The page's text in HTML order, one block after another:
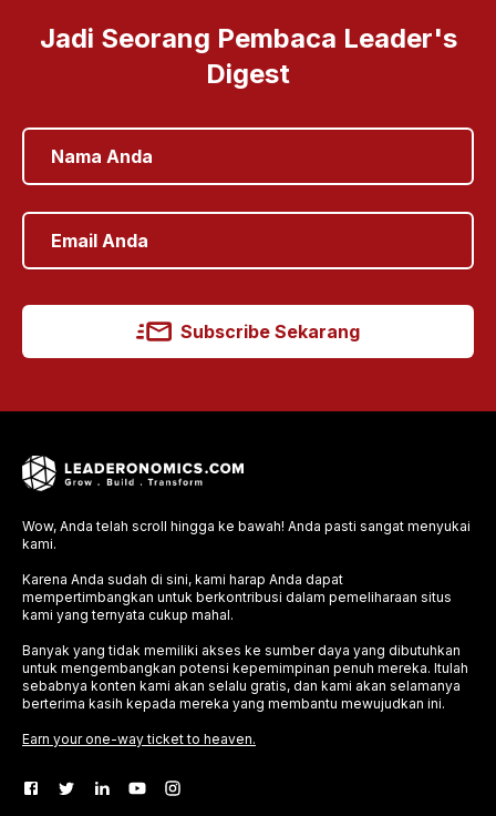
Jadi Seorang Pembaca Leader's
Digest
Subscribe Sekarang
Wow, Anda telah scroll hingga ke bawah! Anda pasti sangat menyukai
kami.
Karena Anda sudah di sini, kami harap Anda dapat
mempertimbangkan untuk berkontribusi dalam pemeliharaan situs
kami yang ternyata cukup mahal.
Banyak yang tidak memiliki akses ke sumber daya yang dibutuhkan
untuk mengembangkan potensi kepemimpinan penuh mereka. Itulah
sebabnya konten kami akan selalu gratis, dan kami akan selamanya
berterima kasih kepada mereka yang membantu mewujudkan ini.
Earn your one-way ticket to heaven.